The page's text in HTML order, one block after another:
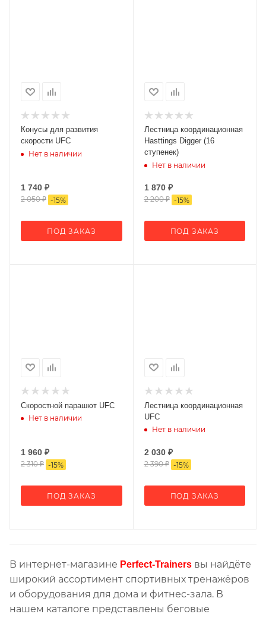
Конусы для развития
скорости UFC
Нет в наличии
1 740 ₽
2 050₽ -15%
ПОД ЗАКАЗ
Лестница координационная
Hasttings Digger (16
ступенек)
Нет в наличии
1 870₽
2 200₽ -15%
ПОД ЗАКАЗ
Скоростной парашют UFC
Нет в наличии
1 960 ₽
2 310₽ -15%
ПОД ЗАКАЗ
Лестница координационная
UFC
Нет в наличии
2 030₽
2 390₽ -15%
ПОД ЗАКАЗ
В интернет-магазине Perfect-Trainers вы найдёте
широкий ассортимент спортивных тренажёров
и оборудования для дома и фитнес-зала. В
нашем каталоге представлены беговые